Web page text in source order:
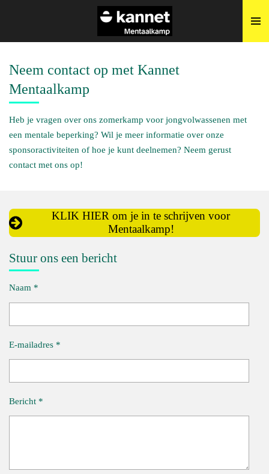
naar
hoofdinhoud
Neem contact op met Kannet
Mentaalkamp
Heb je vragen over ons zomerkamp voor jongvolwassenen met
een mentale beperking? Wil je meer informatie over onze
sponsoractiviteiten of hoe je kunt deelnemen? Neem gerust
contact met ons op!
KLIK HIER om je in te schrijven voor
Mentaalkamp!
Stuur ons een bericht
Naam *
E-mailadres *
Bericht *